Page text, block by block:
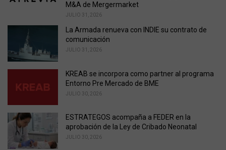
M&A de Mergermarket
JULIO 31, 2026
La Armada renueva con INDIE su contrato de
comunicación
JULIO 31, 2026
KREAB se incorpora como partner al programa
Entorno Pre Mercado de BME
JULIO 30, 2026
ESTRATEGOS acompaña a FEDER en la
aprobación de la Ley de Cribado Neonatal
JULIO 30, 2026